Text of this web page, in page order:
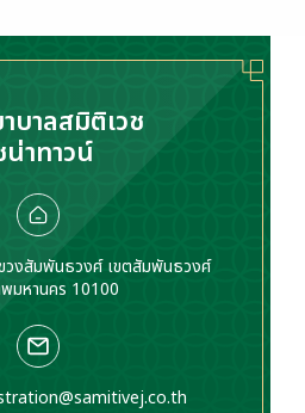
ได้รับการรักษาที่เหมาะ
สม
บาลสมิติเวช
น่าทาวน์
วงสัมพันธวงศ์ เขตสัมพันธวงศ์
มหานคร 10100